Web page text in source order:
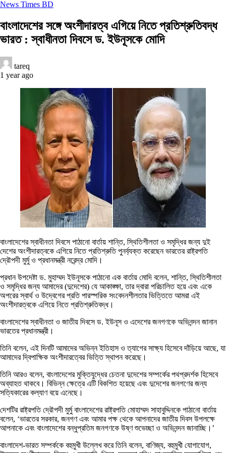
News Times BD
বাংলাদেশের সঙ্গে অংশীদারত্ব এগিয়ে নিতে প্রতিশ্রুতিবদ্ধ
ভারত : স্বাধীনতা দিবসে ড. ইউনূসকে মোদি
tareq
1 year ago
বাংলাদেশের স্বাধীনতা দিবসে পাঠানো বার্তায় শান্তি, স্থিতিশীলতা ও সমৃদ্ধির জন্য দুই
দেশের অংশীদারত্বকে এগিয়ে নিতে প্রতিশ্রুতি পুনর্ব্যক্ত করেছেন ভারতের রাষ্ট্রপতি
দ্রৌপদী মুর্মু ও প্রধানমন্ত্রী নরেন্দ্র মোদি।
প্রধান উপদেষ্টা ড. মুহাম্মদ ইউনূসকে পাঠানো এক বার্তায় মোদি বলেন, শান্তি, স্থিতিশীলতা
ও সমৃদ্ধির জন্য আমাদের (দুদেশের) যে আকাঙ্ক্ষা, তার দ্বারা পরিচালিত হয়ে এবং একে
অপরের স্বার্থ ও উদ্বেগের প্রতি পারস্পরিক সংবেদনশীলতার ভিত্তিতে আমরা এই
অংশীদারত্বকে এগিয়ে নিতে প্রতিশ্রুতিবদ্ধ।
বাংলাদেশের স্বাধীনতা ও জাতীয় দিবসে ড. ইউনূস ও এদেশের জনগণকে অভিনন্দন জানান
ভারতের প্রধানমন্ত্রী।
তিনি বলেন, এই দিনটি আমাদের অভিন্ন ইতিহাস ও ত্যাগের সাক্ষ্য হিসেবে দাঁড়িয়ে আছে, যা
আমাদের দ্বিপাক্ষিক অংশীদারত্বের ভিত্তি স্থাপন করেছে।
তিনি আরও বলেন, বাংলাদেশের মুক্তিযুদ্ধের চেতনা দুদেশের সম্পর্কের পথপ্রদর্শক হিসেবে
অব্যাহত থাকবে। বিভিন্ন ক্ষেত্রে এটি বিকশিত হয়েছে এবং দুদেশের জনগণের জন্য
সত্যিকারের কল্যাণ বয়ে এনেছে।
দেশটির রাষ্ট্রপতি দ্রৌপদী মুর্মু বাংলাদেশের রাষ্ট্রপতি মোহাম্মদ সাহাবুদ্দিনকে পাঠানো বার্তায়
বলেন, ‘ভারতের সরকার, জনগণ এবং আমার পক্ষ থেকে আপনাদের জাতীয় দিবস উপলক্ষে
আপনাকে এবং বাংলাদেশের বন্ধুপ্রতিম জনগণকে উষ্ণ শুভেচ্ছা ও অভিনন্দন জানাচ্ছি।’
বাংলাদেশ-ভারত সম্পর্ককে বহুমুখী উল্লেখ করে তিনি বলেন, বাণিজ্য, বহুমুখী যোগাযোগ,